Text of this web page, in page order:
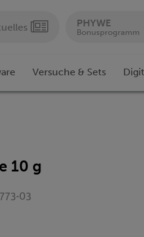
PHYWE
Bonusprogramm
Versuche & Sets
10 g
03